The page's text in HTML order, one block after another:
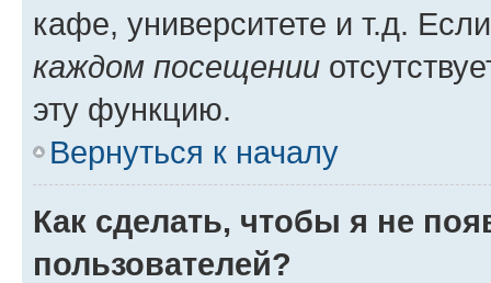
кафе, университете и т.д.
каждом посещении
эту функцию.
Вернуться к началу
Как сделать, чтобы я не
пользователей?